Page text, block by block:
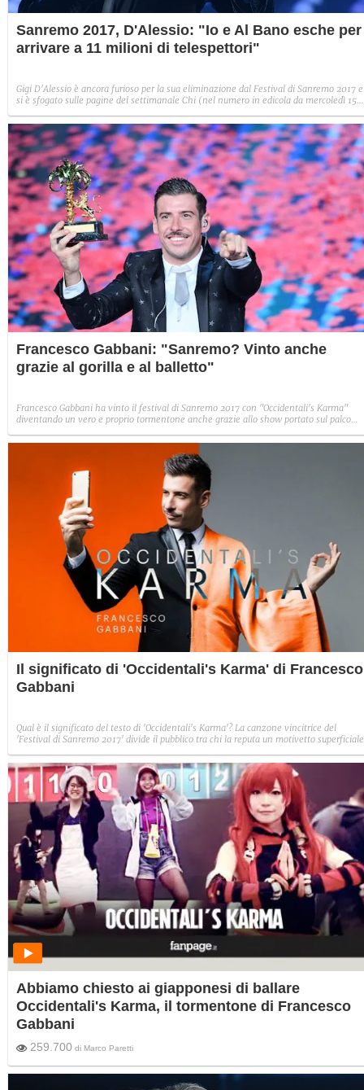
Sanremo 2017, D'Alessio: "Io e Al Bano esche per
arrivare a 11 milioni di telespettori"
Gigi D'Alessio è ancora furioso per la sua eliminazione dal Festival di Sanremo 2017 e
si è sfogato sulle pagine del settimanale Chi (nel numero in edicola da mercoledì 15
alimentare gli ascolti e Fiorella Mannoia sarebbe, invece, 'partita già protetta' dalla
giuria di qualità.
Francesco Gabbani: "Sanremo? Vinto anche
grazie al gorilla e al balletto"
Francesco Gabbani ha vinto il festival di Sanremo 2017 con "Occidentali's Karma"
diventando un vero e proprio tormentone anche grazie allo show portato sul palco
Il significato di 'Occidentali's Karma' di Francesco
Gabbani
Qual è il significato del testo di 'Occidentali's Karma'? La canzone vincitrice del
'Festival di Sanremo 2017' divide il pubblico tra chi la reputa un motivetto superficiale
canzone insieme a Francesco e Filippo Gabbani e Luca Chiaravalli, ha svelato il
significato del brano, il senso della 'scimmia nuda' e come è nata l'idea di
accompagnare l'esibizione con un balletto.
Abbiamo chiesto ai giapponesi di ballare
Occidentali's Karma, il tormentone di Francesco
Gabbani
259.700 di Marco Paretti